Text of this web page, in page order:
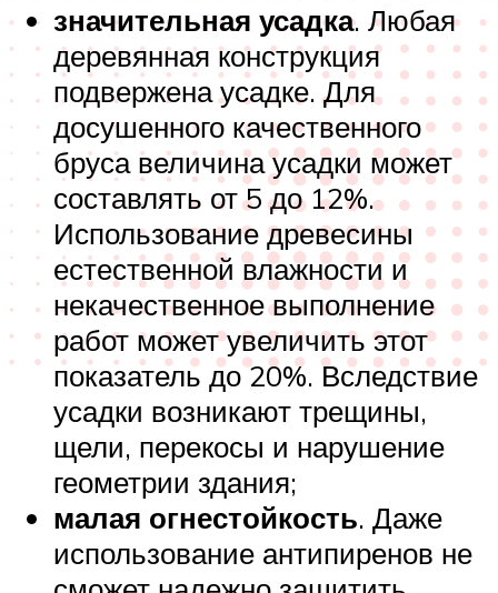
значительная усадка. Любая
деревянная конструкция
подвержена усадке. Для
досушенного качественного
бруса величина усадки может
составлять от 5 до 12%.
Использование древесины
естественной влажности и
некачественное выполнение
работ может увеличить этот
показатель до 20%. Вследствие
усадки возникают трещины,
щели, перекосы и нарушение
геометрии здания;
малая огнестойкость. Даже
использование антипиренов не